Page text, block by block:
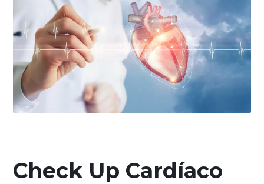
Check Up Cardíaco